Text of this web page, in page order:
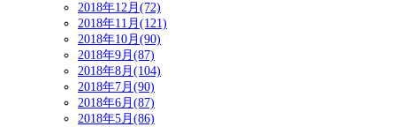
2018年12月(72)
2018年11月(121)
2018年10月(90)
2018年9月(87)
2018年8月(104)
2018年7月(90)
2018年6月(87)
2018年5月(86)